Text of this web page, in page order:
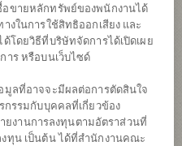
*ตามสกุลเงินของกองทุน
สรุป
ขายหลักทรัพย์ของพนักงานได้
งในการใช้สิทธิออกเสียง และ
โดยวิธีที่บริษัทจัดการได้เปิดเผย
าร หรือบนเว็บไซด์
ลที่อาจจะมีผลต่อการตัดสินใจ
กรรมกับบุคคลที่เกี่ยวข้อง
ยงานการลงทุนตามอัตราส่วนที่
ทุน เป็นต้น ได้ที่สำนักงานคณะ